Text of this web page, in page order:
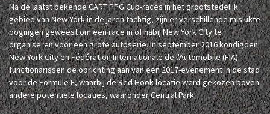
Na de laatst bekende CART PPG Cup-races in het grootstedelijk
gebied van New York in de jaren tachtig, zijn er verschillende mislukte
pogingen geweest om een race in of nabij New York City te
organiseren voor een grote autoserie. In september 2016 kondigden
New York City en Fédération Internationale de l'Automobile (FIA)
functionarissen de oprichting aan van een 2017-evenement in de stad
voor de Formule E, waarbij de Red Hook-locatie werd gekozen boven
andere potentiële locaties, waaronder Central Park.